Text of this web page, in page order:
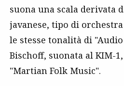
suona una scala derivata
javanese, tipo di
le stesse tonalità di
Bischoff, suonata al KIM-
"Martian Folk Music".